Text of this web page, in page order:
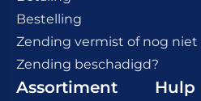
Bestelling
Zending vermist of nog niet
Zending beschadigd?
Assortiment Hulp